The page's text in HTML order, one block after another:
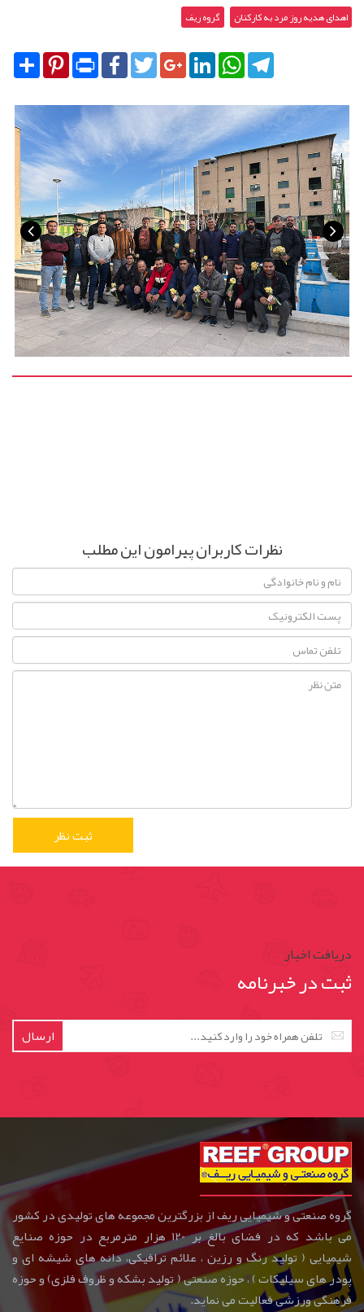
اهدای هدیه روز مرد به کارکنان گروه ریف
SharePinterestPrint FacebookTwitterGoogle+LinkedInWhatsApp
نظرات کاربران پیرامون این مطلب
دریافت اخبار
ثبت در خبرنامه
ارسال
گروه صنعتی و شیمیایی ریف از بزرگترین مجموعه های تولیدی در کشور
می باشد که در فضای بالغ بر 120 هزار مترمربع در حوزه صنایع
شیمیایی ( تولید رنگ و رزین ، علائم ترافیکی، دانه های شیشه ای و
پودر های سیلیکات ) ، حوزه صنعتی ( تولید بشکه و ظروف فلزی) و حوزه
فرهنگی ورزشی فعالیت می نماید.